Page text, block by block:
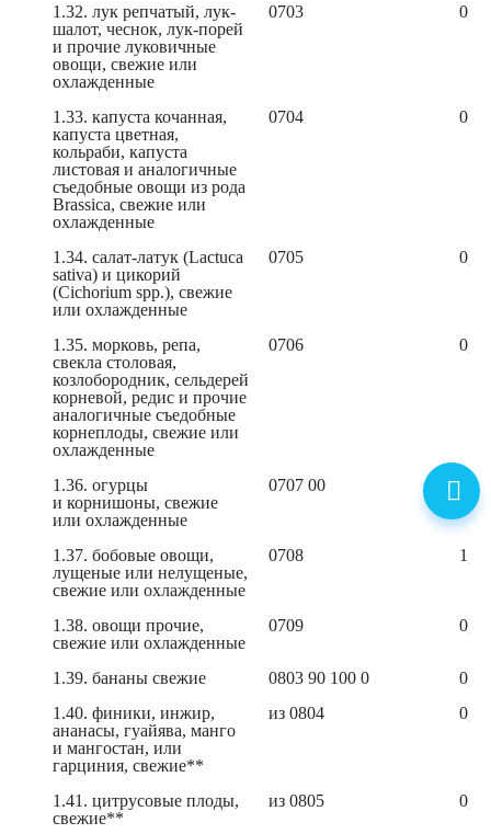
1.32. лук репчатый, лук-
шалот, чеснок, лук-порей
и прочие луковичные
овощи, свежие или
охлажденные
0703
1.33. капуста кочанная,
капуста цветная,
кольраби, капуста
листовая и аналогичные
съедобные овощи из рода
Brassica, свежие или
охлажденные
0704
1.34. салат-латук (Lactuca
sativa) и цикорий
(Cichorium spp.), свежие
или охлажденные
0705
1.35. морковь, репа,
свекла столовая,
козлобородник, сельдерей
корневой, редис и прочие
аналогичные съедобные
корнеплоды, свежие или
охлажденные
0706
1.36. огурцы
и корнишоны, свежие
или охлажденные
0707 00
1.37. бобовые овощи,
лущеные или нелущеные,
свежие или охлажденные
0708
1.38. овощи прочие,
свежие или охлажденные
0709
1.39. бананы свежие 0803 90 100 0
1.40. финики, инжир,
ананасы, гуайява, манго
и мангостан, или
гарциния, свежие**
из 0804
1.41. цитрусовые плоды,
свежие**
из 0805